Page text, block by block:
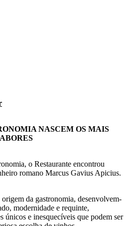
NASCEM OS MAIS
o Restaurante encontrou
romano Marcus Gavius Apicius.
da gastronomia, desenvolvem-
modernidade e requinte,
únicos e inesquecíveis que podem ser